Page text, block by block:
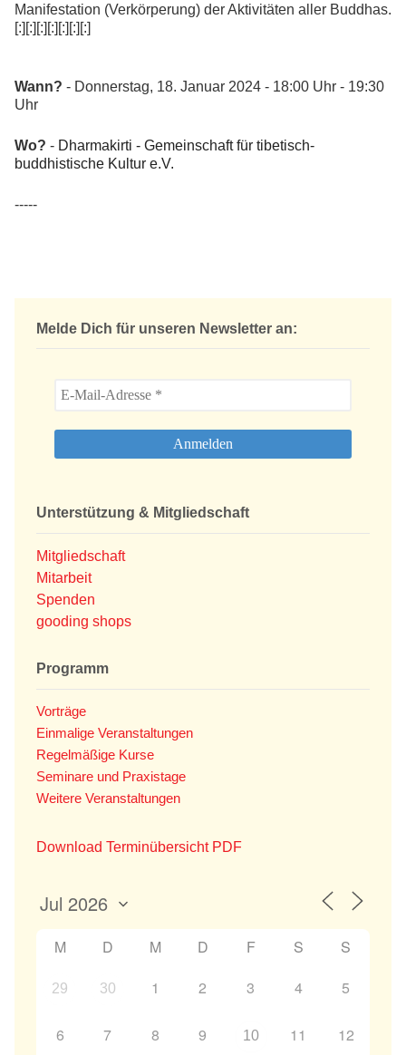
Manifestation (Verkörperung) der Aktivitäten aller Buddhas.
[:][:][:][:][:][:][:]
Wann? - Donnerstag, 18. Januar 2024 - 18:00 Uhr - 19:30
Uhr
Wo? - Dharmakirti - Gemeinschaft für tibetisch-
buddhistische Kultur e.V.
-----
Melde Dich für unseren Newsletter an:
Unterstützung & Mitgliedschaft
Mitgliedschaft
Mitarbeit
Spenden
gooding shops
Programm
Vorträge
Einmalige Veranstaltungen
Regelmäßige Kurse
Seminare und Praxistage
Weitere Veranstaltungen
Download Terminübersicht PDF
M D M D F S S
29 30 1 2 3 4 5
6 7 8 9 10 11 12